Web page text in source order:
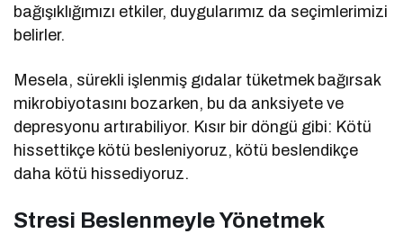
bağışıklığımızı etkiler, duygularımız da seçimlerimizi
belirler.
Mesela, sürekli işlenmiş gıdalar tüketmek bağırsak
mikrobiyotasını bozarken, bu da anksiyete ve
depresyonu artırabiliyor. Kısır bir döngü gibi: Kötü
hissettikçe kötü besleniyoruz, kötü beslendikçe
daha kötü hissediyoruz.
Stresi Beslenmeyle Yönetmek